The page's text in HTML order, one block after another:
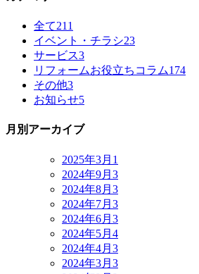
全て211
イベント・チラシ23
サービス3
リフォームお役立ちコラム174
その他3
お知らせ5
月別アーカイブ
2025年3月 1
2024年9月 3
2024年8月 3
2024年7月 3
2024年6月 3
2024年5月 4
2024年4月 3
2024年3月 3